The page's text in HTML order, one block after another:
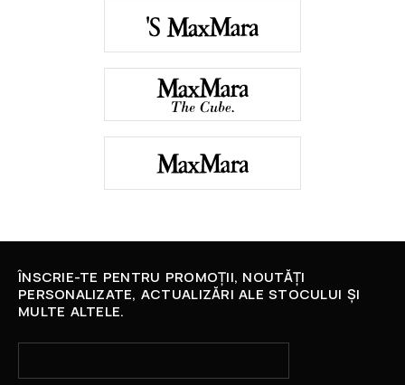
ÎNSCRIE-TE PENTRU PROMOȚII, NOUTĂȚI
PERSONALIZATE, ACTUALIZĂRI ALE STOCULUI ȘI
MULTE ALTELE.